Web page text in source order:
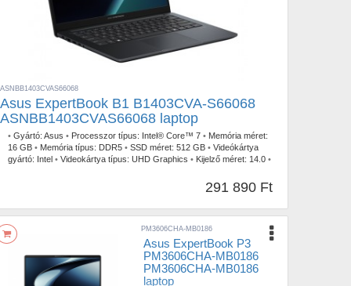
ASNBB1403CVAS66068
Asus ExpertBook B1 B1403CVA-S66068
ASNBB1403CVAS66068 laptop
• Gyártó: Asus • Processzor típus: Intel® Core™ 7 • Memória méret:
16 GB • Memória típus: DDR5 • SSD méret: 512 GB • Videókártya
gyártó: Intel • Videokártya típus: UHD Graphics • Kijelző méret: 14.0 •
• USB Type-C:
Tömeg: 1,5 kg
291 890 Ft
PM3606CHA-MB0186
Asus ExpertBook P3
PM3606CHA-MB0186
PM3606CHA-MB0186
laptop